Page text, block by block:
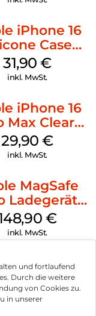
und fortlaufend
Durch die weitere
von Cookies zu.
in unserer
iPhone 16
Case
Fuchsia
31,90€
inkl. MwSt.
iPhone 16
Max Clear
MagSafe
29,90€
inkl. MwSt.
MagSafe
Ladegerät
Weiß €
inkl. MwSt.